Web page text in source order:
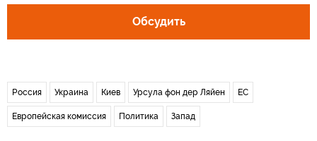
Обсудить
Россия Украина Киев Урсула фон дер Ляйен ЕС
Европейская комиссия Политика Запад